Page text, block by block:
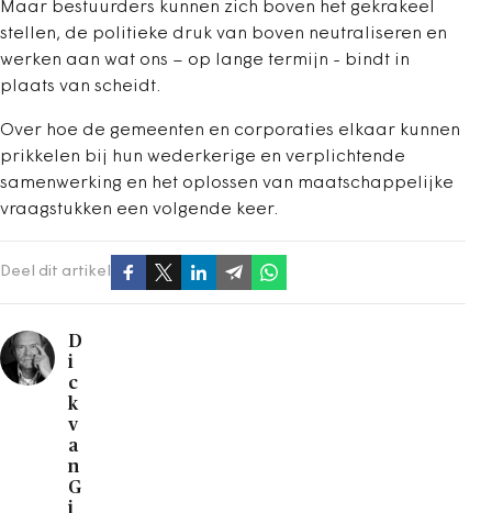
Maar bestuurders kunnen zich boven het gekrakeel
stellen, de politieke druk van boven neutraliseren en
werken aan wat ons – op lange termijn - bindt in
plaats van scheidt.
Over hoe de gemeenten en corporaties elkaar kunnen
prikkelen bij hun wederkerige en verplichtende
samenwerking en het oplossen van maatschappelijke
vraagstukken een volgende keer.
Deel dit artikel
D
i
c
k
v
a
n
G
i